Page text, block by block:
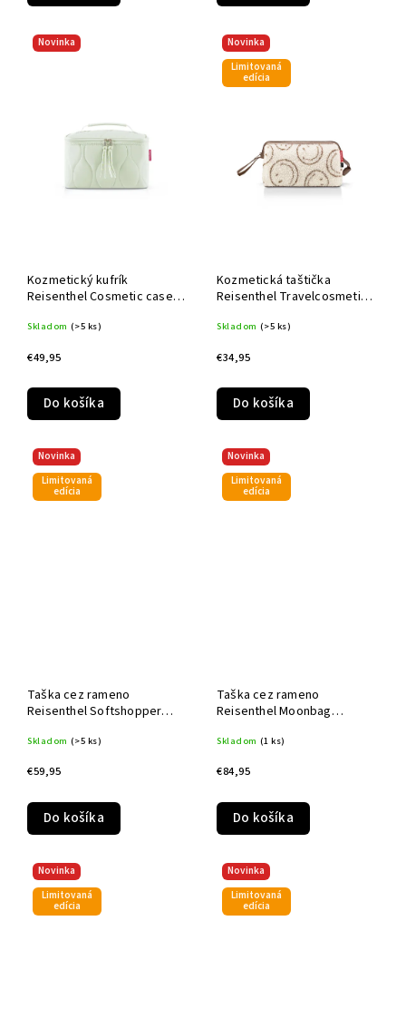
Novinka
Kozmetický kufrík
Reisenthel Cosmetic case
Skladom (>5 ks)
€49,95
Do košíka
Novinka
Limitovaná
edícia
Kozmetická taštička
Reisenthel Travelcosmetic
Skladom (>5 ks)
€34,95
Do košíka
Novinka
Limitovaná
edícia
Taška cez rameno
Reisenthel Softshopper
Skladom (>5 ks)
€59,95
Do košíka
Novinka
Limitovaná
edícia
Taška cez rameno
Reisenthel Moonbag
Skladom (1 ks)
€84,95
Do košíka
Novinka
Limitovaná
edícia
Novinka
Limitovaná
edícia